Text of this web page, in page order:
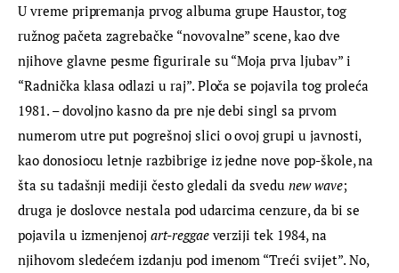
U vreme pripremanja prvog albuma grupe Haustor, tog
ružnog pačeta zagrebačke “novovalne” scene, kao dve
njihove glavne pesme figurirale su “Moja prva ljubav” i
“Radnička klasa odlazi u raj”. Ploča se pojavila tog proleća
1981. – dovoljno kasno da pre nje debi singl sa prvom
numerom utre put pogrešnoj slici o ovoj grupi u javnosti,
kao donosiocu letnje razbibrige iz jedne nove pop-škole, na
šta su tadašnji mediji često gledali da svedu new wave;
druga je doslovce nestala pod udarcima cenzure, da bi se
pojavila u izmenjenoj art-reggae verziji tek 1984, na
njihovom sledećem izdanju pod imenom “Treći svijet”. No,